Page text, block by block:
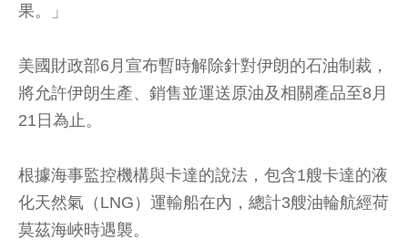
果。」
美國財政部6月宣布暫時解除針對伊朗的石油制裁，
將允許伊朗生產、銷售並運送原油及相關產品至8月
21日為止。
根據海事監控機構與卡達的說法，包含1艘卡達的液
化天然氣（LNG）運輸船在內，總計3艘油輪航經荷
莫茲海峽時遇襲。